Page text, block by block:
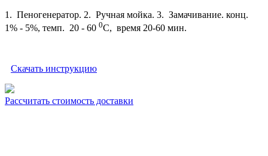
1. Пеногенератор. 2. Ручная мойка. 3. Замачивание. конц.
1% - 5%, темп. 20 - 60 0С, время 20-60 мин.
Скачать инструкцию
Рассчитать стоимость доставки